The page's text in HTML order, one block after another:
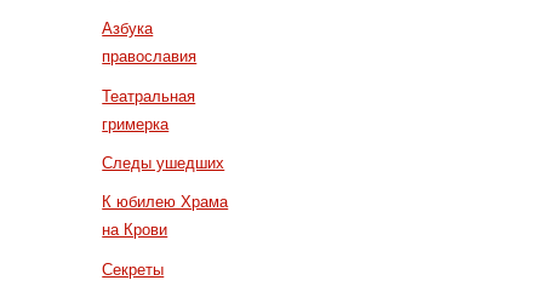
Азбука
православия
Театральная
гримерка
Следы ушедших
К юбилею Храма
на Крови
Секреты